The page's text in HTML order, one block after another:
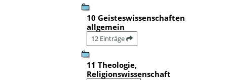
10 Geisteswissenschaften
allgemein
12 Einträge
11 Theologie,
Religionswissenschaft